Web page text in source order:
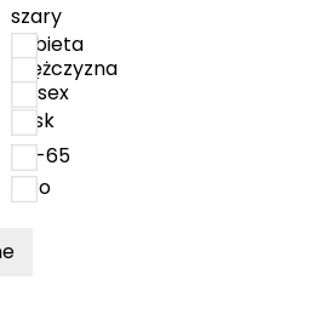
szary
kobieta
mężczyzna
unisex
kask
58-65
Giro